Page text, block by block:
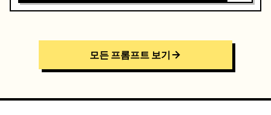
모든 프롬프트 보기